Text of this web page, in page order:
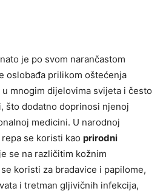
je po svom narančastom
oslobađa prilikom oštećenja
mnogim dijelovima svijeta i često
što dodatno doprinosi njenoj
medicini. U narodnoj
se koristi kao prirodni
se na različitim kožnim
koristi za bradavice i papilome,
i tretman gljivičnih infekcija,